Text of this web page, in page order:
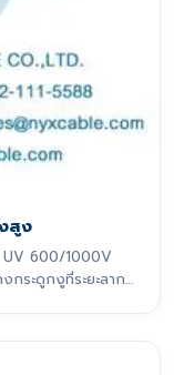
สูง
UV 600/1000V
กระดูกงูที่ระยะลาก